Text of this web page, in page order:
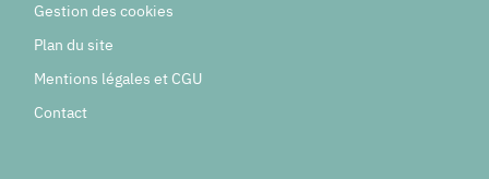
Gestion des cookies
Plan du site
Mentions légales et CGU
Contact